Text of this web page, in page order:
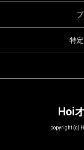
特
Hoi
copyright (c)